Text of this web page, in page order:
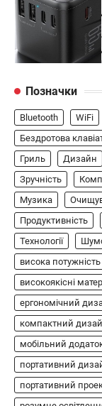
5
1
Позначки
Bluetooth WiFi
Бездротова
Гриль
Дизайн
Зручність
Музика
Продуктивність
Технології
висока потужність
високоякісні
ергономічний
компактний
мобільний
портативний
портативний